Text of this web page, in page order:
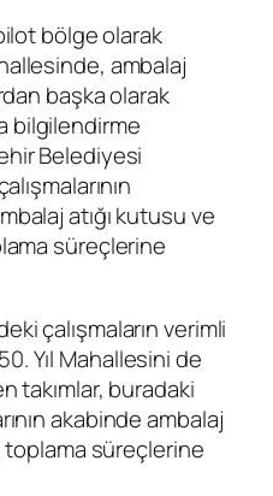
pilot bölge olarak
ambalaj
başka olarak
bilgilendirme
Belediyesi
atığı kutusu ve
süreçlerine
çalışmaların verimli
Yıl Mahallesini de
takımlar, buradaki
akabinde ambalaj
toplama süreçlerine